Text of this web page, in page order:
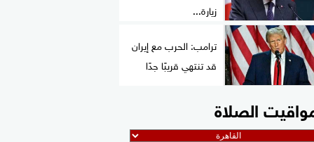
زيارة...
ترامب: الحرب مع إيران
قد تنتهي قريبًا جدًا
الصلاة